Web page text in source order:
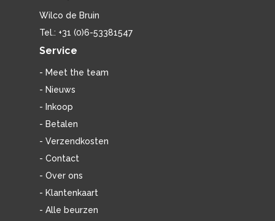
Wilco de Bruin
Tel.: +31 (0)6-53381547
Service
- Meet the team
- Nieuws
- Inkoop
- Betalen
- Verzendkosten
- Contact
- Over ons
- Klantenkaart
- Alle beurzen